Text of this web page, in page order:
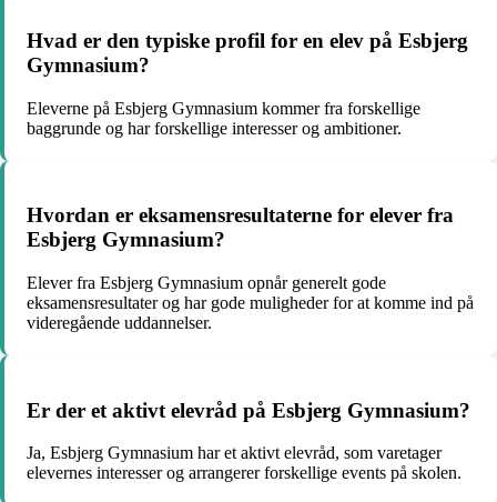
Hvad er den typiske profil for en elev på Esbjerg
Gymnasium?
Eleverne på Esbjerg Gymnasium kommer fra forskellige
baggrunde og har forskellige interesser og ambitioner.
Hvordan er eksamensresultaterne for elever fra
Esbjerg Gymnasium?
Elever fra Esbjerg Gymnasium opnår generelt gode
eksamensresultater og har gode muligheder for at komme ind på
videregående uddannelser.
Er der et aktivt elevråd på Esbjerg Gymnasium?
Ja, Esbjerg Gymnasium har et aktivt elevråd, som varetager
elevernes interesser og arrangerer forskellige events på skolen.